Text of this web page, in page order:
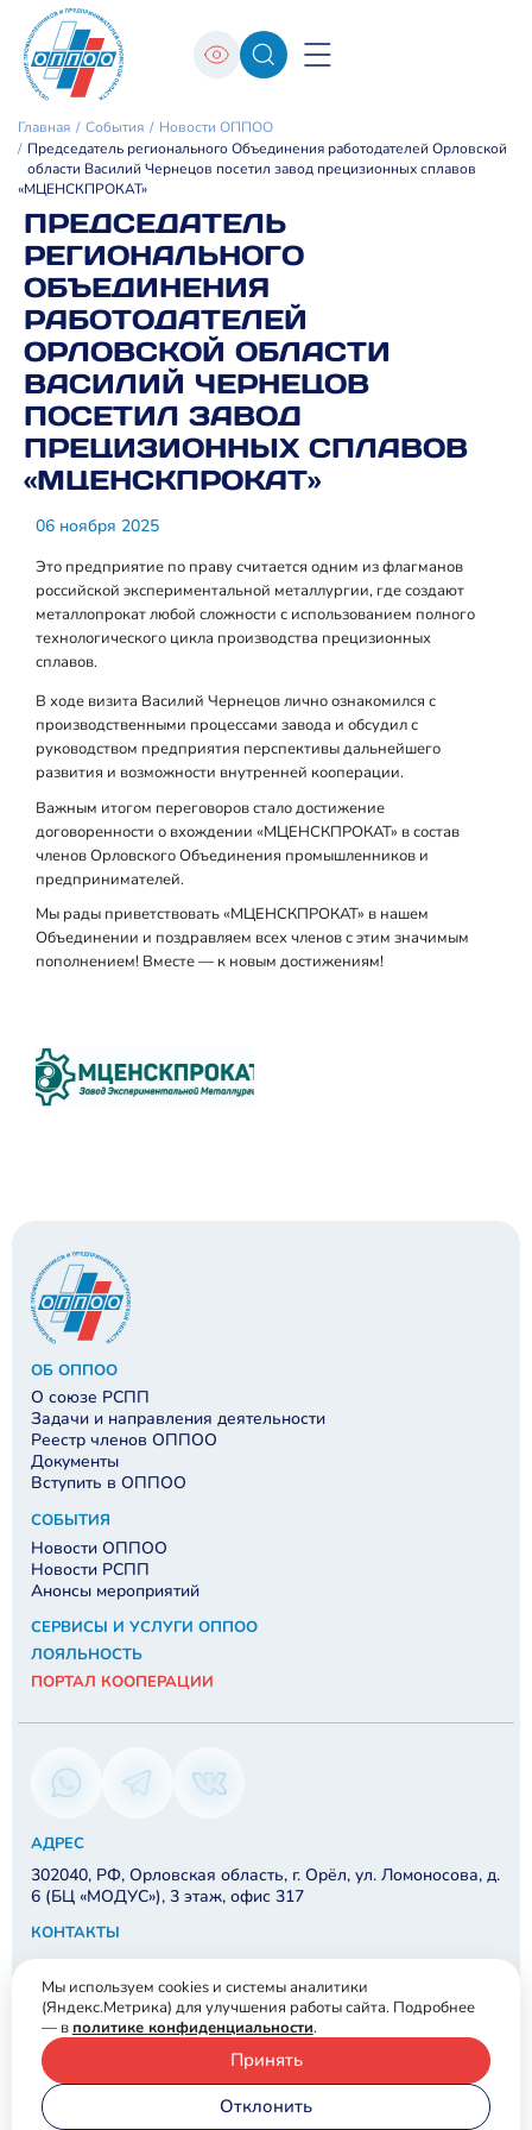
Главная События
Новости ОППОО
Председатель регионального Объединения работодателей Орловской
области Василий Чернецов посетил завод прецизионных сплавов
«МЦЕНСКПРОКАТ»
ПРЕДСЕДАТЕЛЬ
РЕГИОНАЛЬНОГО
ОБЪЕДИНЕНИЯ
РАБОТОДАТЕЛЕЙ
ОРЛОВСКОЙ ОБЛАСТИ
ВАСИЛИЙ ЧЕРНЕЦОВ
ПОСЕТИЛ ЗАВОД
ПРЕЦИЗИОННЫХ СПЛАВОВ
«МЦЕНСКПРОКАТ»
06 ноября 2025
Это предприятие по праву считается одним из флагманов
российской экспериментальной металлургии, где создают
металлопрокат любой сложности с использованием полного
технологического цикла производства прецизионных
сплавов.
В ходе визита Василий Чернецов лично ознакомился с
производственными процессами завода и обсудил с
руководством предприятия перспективы дальнейшего
развития и возможности внутренней кооперации.
Важным итогом переговоров стало достижение
договоренности о вхождении «МЦЕНСКПРОКАТ» в состав
членов Орловского Объединения промышленников и
предпринимателей.
Мы рады приветствовать «МЦЕНСКПРОКАТ» в нашем
Объединении и поздравляем всех членов с этим значимым
пополнением! Вместе — к новым достижениям!
ОБ ОППОО
О союзе РСПП
Задачи и направления деятельности
Реестр членов ОППОО
Документы
Вступить в ОППОО
СОБЫТИЯ
Новости ОППОО
Новости РСПП
Анонсы мероприятий
СЕРВИСЫ И УСЛУГИ ОППОО
ЛОЯЛЬНОСТЬ
ПОРТАЛ КООПЕРАЦИИ
АДРЕС
302040, РФ, Орловская область, г. Орёл, ул. Ломоносова, д.
6 (БЦ «МОДУС»), 3 этаж, офис 317
КОНТАКТЫ
8 910 202-48-57
info@orelrspp.ru
© ООО «Объединение промышленников и предпринимателей
Орловской области».2026г.
Политика конфиденциальности
Мы используем cookies и системы аналитики
(Яндекс.Метрика) для улучшения работы сайта. Подробнее
— в политике конфиденциальности.
Принять
Отклонить